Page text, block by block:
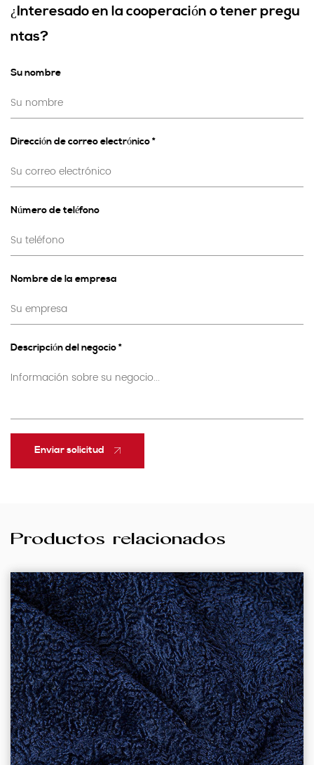
¿Interesado en la cooperación o tener pregu
ntas?
Su nombre
Dirección de correo electrónico *
Número de teléfono
Nombre de la empresa
Descripción del negocio *
Enviar solicitud
Productos relacionados